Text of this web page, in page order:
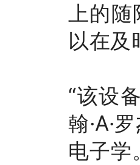
上的
以在及
“该设
翰·A·
电子学